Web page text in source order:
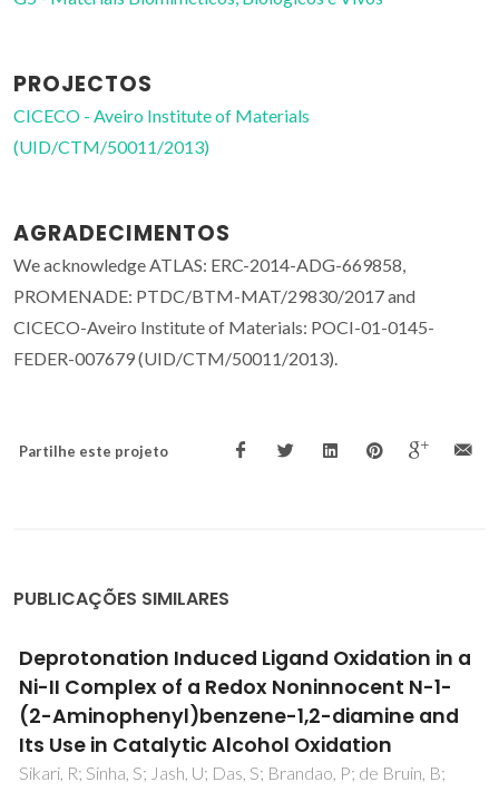
PROJECTOS
CICECO - Aveiro Institute of Materials
(UID/CTM/50011/2013)
AGRADECIMENTOS
We acknowledge ATLAS: ERC-2014-ADG-669858,
PROMENADE: PTDC/BTM-MAT/29830/2017 and
CICECO-Aveiro Institute of Materials: POCI-01-0145-
FEDER-007679 (UID/CTM/50011/2013).
Partilhe este projeto
PUBLICAÇÕES SIMILARES
a
The Emerging Role of Cyclodextrin Metal-
Organic Frameworks in
Braga, SS; Paz, FAA